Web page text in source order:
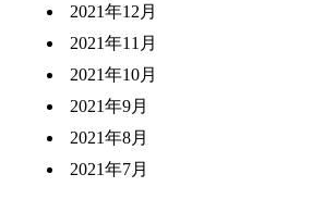
2021年12月
2021年11月
2021年10月
2021年9月
2021年8月
2021年7月